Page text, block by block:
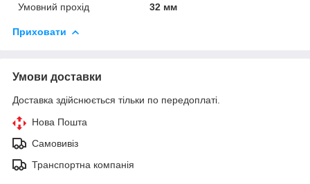
Умовний прохід
32 мм
Приховати
Умови доставки
Доставка здійснюється тільки по передоплаті.
Нова Пошта
Самовивіз
Транспортна компанія